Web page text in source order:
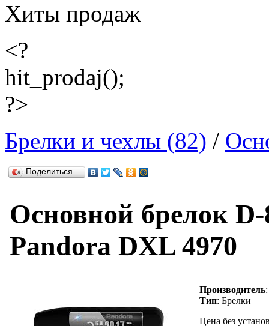
Хиты продаж
<?
hit_prodaj();
?>
Брелки и чехлы (82) /
Поделиться…
Основной брелок
Pandora DXL 4970
Производитель
Тип: Брелки
Цена без